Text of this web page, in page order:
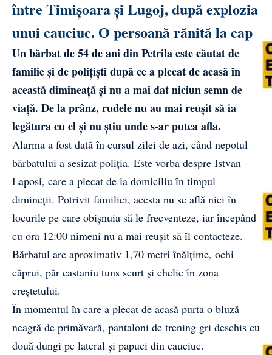
între Timișoara și Lugoj, după explozia
unui cauciuc. O persoană rănită la cap
Un bărbat de 54 de ani din Petrila este căutat de
familie și de polițiști după ce a plecat de acasă în
această dimineață și nu a mai dat niciun semn de
viață. De la prânz, rudele nu au mai reușit să ia
legătura cu el și nu știu unde s-ar putea afla.
Alarma a fost dată în cursul zilei de azi, când nepotul
bărbatului a sesizat poliția. Este vorba despre Istvan
Laposi, care a plecat de la domiciliu în timpul
dimineții. Potrivit familiei, acesta nu se află nici în
locurile pe care obișnuia să le frecventeze, iar începând
cu ora 12:00 nimeni nu a mai reușit să îl contacteze.
Bărbatul are aproximativ 1,70 metri înălțime, ochi
căprui, păr castaniu tuns scurt și chelie în zona
creștetului.
În momentul în care a plecat de acasă purta o bluză
neagră de primăvară, pantaloni de trening gri deschis cu
două dungi pe lateral și papuci din cauciuc.